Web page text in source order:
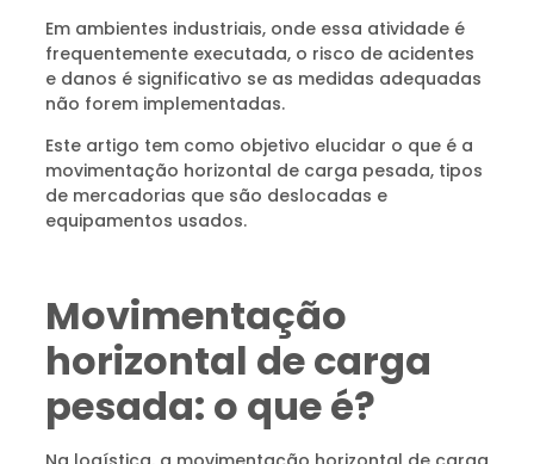
Em ambientes industriais, onde essa atividade é
frequentemente executada, o risco de acidentes
e danos é significativo se as medidas adequadas
não forem implementadas.
Este artigo tem como objetivo elucidar o que é a
movimentação horizontal de carga pesada, tipos
de mercadorias que são deslocadas e
equipamentos usados.
Movimentação
horizontal de carga
pesada: o que é?